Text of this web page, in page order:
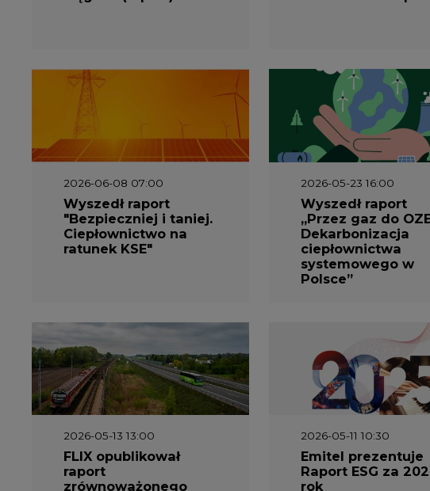
2026-06-08 07:00
Wyszedł raport
"Bezpieczniej i taniej.
Ciepłownictwo na
ratunek KSE"
2026-05-23 16:00
Wyszedł raport
„Przez gaz do OZE.
Dekarbonizacja
ciepłownictwa
systemowego w
Polsce”
2026-05-13 13:00
FLIX opublikował
raport
zrównoważonego
rozwoju 2025
2026-05-11 10:30
Emitel prezentuje
Raport ESG za 2025
rok